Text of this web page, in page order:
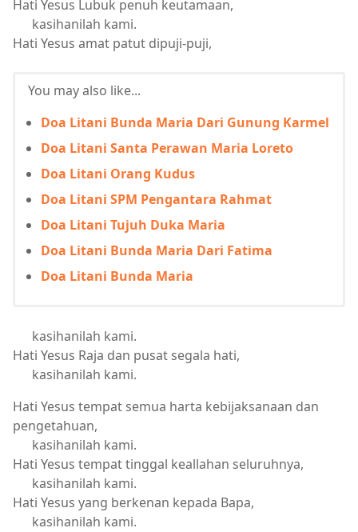
Hati Yesus Lubuk penuh keutamaan,
kasihanilah kami.
Hati Yesus amat patut dipuji-puji,
You may also like...
Doa Litani Bunda Maria Dari Gunung Karmel
Doa Litani Santa Perawan Maria Loreto
Doa Litani Orang Kudus
Doa Litani SPM Pengantara Rahmat
Doa Litani Tujuh Duka Maria
Doa Litani Bunda Maria Dari Fatima
Doa Litani Bunda Maria
kasihanilah kami.
Hati Yesus Raja dan pusat segala hati,
kasihanilah kami.
Hati Yesus tempat semua harta kebijaksanaan dan
pengetahuan,
kasihanilah kami.
Hati Yesus tempat tinggal keallahan seluruhnya,
kasihanilah kami.
Hati Yesus yang berkenan kepada Bapa,
kasihanilah kami.